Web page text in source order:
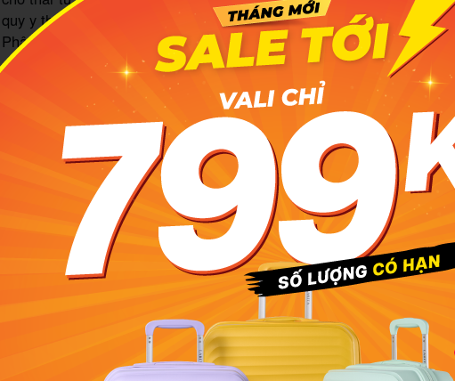
quy y thọ giới với Đức Phật và cuối cùng đây cũng chính là nơi chư
Phật nghe pháp.